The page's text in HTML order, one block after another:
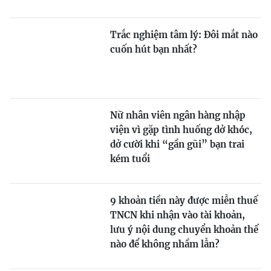
Trắc nghiệm tâm lý: Đôi mắt nào
cuốn hút bạn nhất?
Nữ nhân viên ngân hàng nhập
viện vì gặp tình huống dở khóc,
dở cười khi “gần gũi” bạn trai
kém tuổi
9 khoản tiền này được miễn thuế
TNCN khi nhận vào tài khoản,
lưu ý nội dung chuyển khoản thế
nào để không nhầm lẫn?